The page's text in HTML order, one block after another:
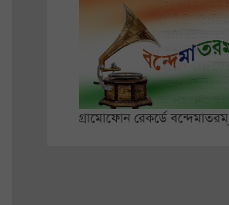
গ্রামোফোন রেকর্ডে বন্দেমাতরম্